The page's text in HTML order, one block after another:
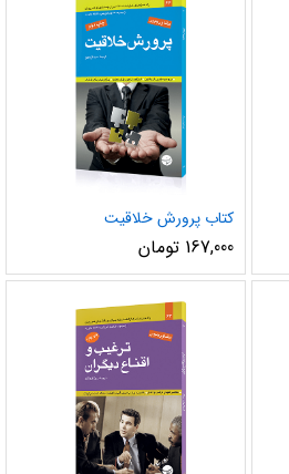
کتاب پرورش خلاقیت
167,000 تومان